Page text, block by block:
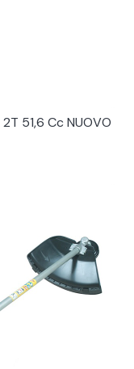
51,6 Cc NUOVO